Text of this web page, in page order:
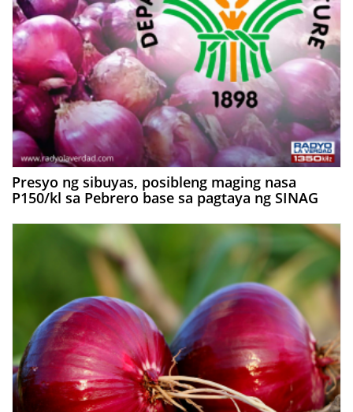
Presyo ng sibuyas, posibleng maging nasa
P150/kl sa Pebrero base sa pagtaya ng SINAG